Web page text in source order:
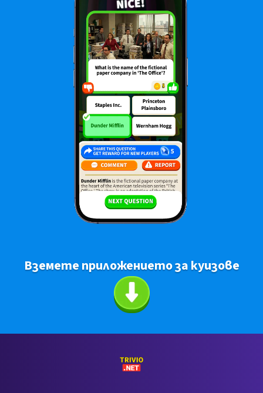
Вземете приложението за куизове